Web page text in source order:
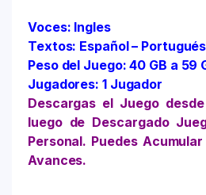
Voces: Ingles
Textos: Español – Portugués
Peso del Juego: 40 GB a 59
Jugadores: 1 Jugador
Descargas el Juego
luego de Descargado
Personal. Puedes
Avances.